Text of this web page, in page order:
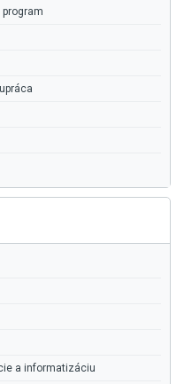
program
a informatizáciu